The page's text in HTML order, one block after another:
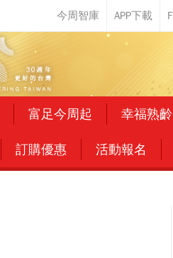
富足今周起 幸福熟齡
訂購優惠 活動報名